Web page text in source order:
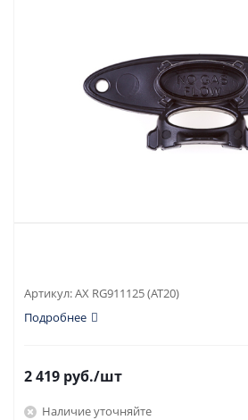
Артикул:AX RG911125 (AT20)
Подробнее
2 419 руб./шт
Наличие уточняйте